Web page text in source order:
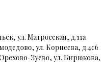
ул. Матросская, д.11а
ул. Корнеева, д.4с6
Зуево, ул. Бирюкова,